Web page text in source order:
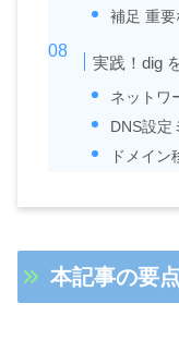
補足 重
実践！dig
ネットワ
DNS設定
ドメイン
本記事の要点